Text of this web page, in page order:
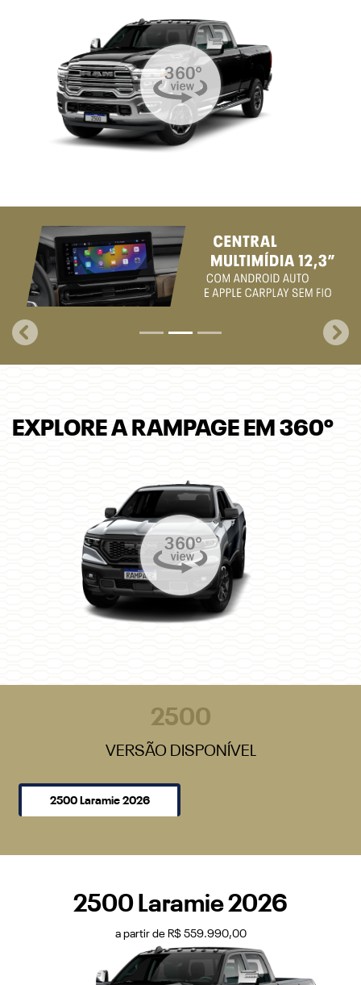
templates.template-
EXPLORE A RAMPAGE EM 360º
2500
VERSÃO DISPONÍVEL
2500 Laramie 2026
2500 Laramie 2026
a partir de R$ 559.990,00